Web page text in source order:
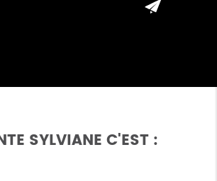
SYLVIANE C'EST :